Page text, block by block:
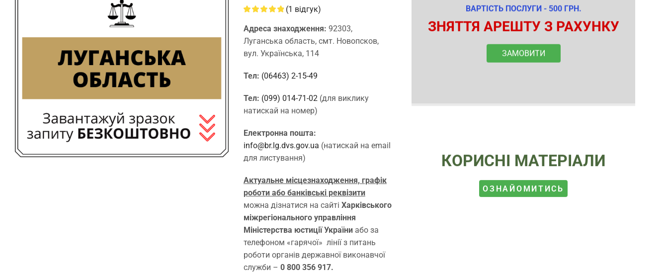
(1 відгук)
Адреса знаходження: 92303,
Луганська область, смт. Новопсков,
вул. Українська, 114
Тел: (06463) 2-15-49
Тел: (099) 014-71-02(для виклику
натискай на номер)
Електронна пошта:
info@br.lg.dvs.gov.ua (натискай на email
для листування)
Актуальне місцезнаходження, графік
роботи або банківські реквізити
можна дізнатися на сайті Харківського
міжрегіонального управління
Міністерства юстиції України або за
телефоном «гарячої» лінії з питань
роботи органів державної виконавчої
служби – 0 800 356 917.
ВАРТІСТЬ ПОСЛУГИ - 500 ГРН.
ЗНЯТТЯ АРЕШТУ З РАХУНКУ
ЗАМОВИТИ
КОРИСНІ МАТЕРІАЛИ
ОЗНАЙОМИТИСЬ